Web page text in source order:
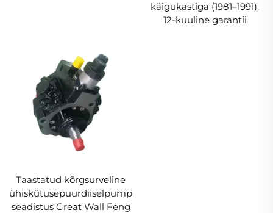
käigukastiga (1981–1991),
12-kuuline garantii
Taastatud kõrgsurveline
ühiskütusepuurdiiselpump
seadistus Great Wall Feng